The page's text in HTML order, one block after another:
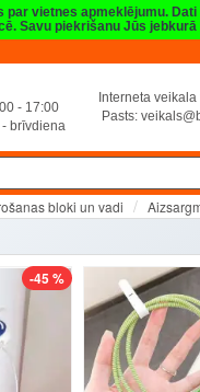
vietnes apmeklējumu.
Savu piekrišanu Jūs
- 17:00
brīvdiena
Interneta
Pasts:
bloki un vadi
-45 %